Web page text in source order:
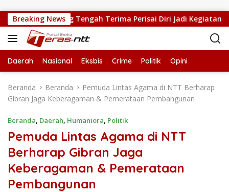
Breaking News
5 Kupang Tengah Terima Perisai Diri Jadi Kegiatan
Daerah Nasional Eksbis Crime Politik Opini
Beranda Beranda
Pemuda Lintas Agama di NTT Berharap
Gibran Jaga Keberagaman & Pemerataan Pembangunan
Beranda, Daerah, Humaniora, Politik
Pemuda Lintas Agama di NTT
Berharap Gibran Jaga
Keberagaman & Pemerataan
Pembangunan